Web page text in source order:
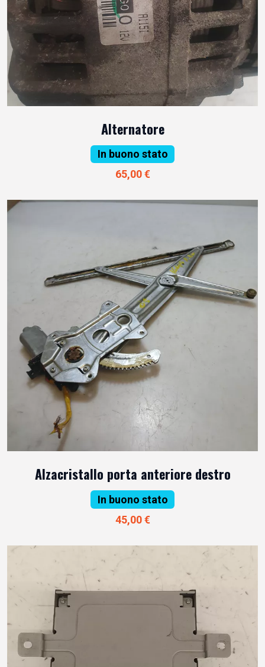
Alternatore
In buono stato
65,00 €
Alzacristallo porta anteriore destro
In buono stato
45,00 €